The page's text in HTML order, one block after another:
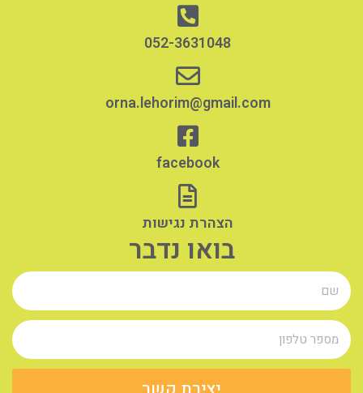
052-3631048
orna.lehorim@gmail.com
facebook
הצהרת נגישות
בואו נדבר